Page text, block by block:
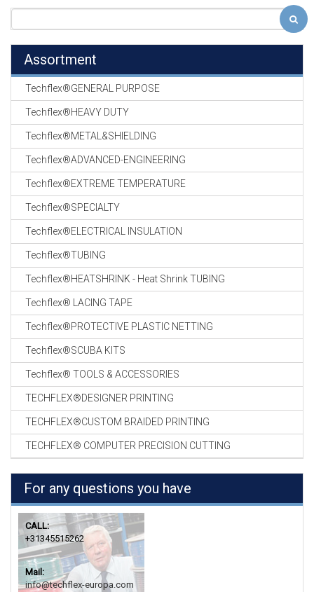
Assortment
Techflex®GENERAL PURPOSE
Techflex®HEAVY DUTY
Techflex®METAL&SHIELDING
Techflex®ADVANCED-ENGINEERING
Techflex®EXTREME TEMPERATURE
Techflex®SPECIALTY
Techflex®ELECTRICAL INSULATION
Techflex®TUBING
Techflex®HEATSHRINK - Heat Shrink TUBING
Techflex® LACING TAPE
Techflex®PROTECTIVE PLASTIC NETTING
Techflex®SCUBA KITS
Techflex® TOOLS & ACCESSORIES
TECHFLEX®DESIGNER PRINTING
TECHFLEX®CUSTOM BRAIDED PRINTING
TECHFLEX® COMPUTER PRECISION CUTTING
For any questions you have
CALL:
+31345515262
Mail:
info@techflex-europa.com